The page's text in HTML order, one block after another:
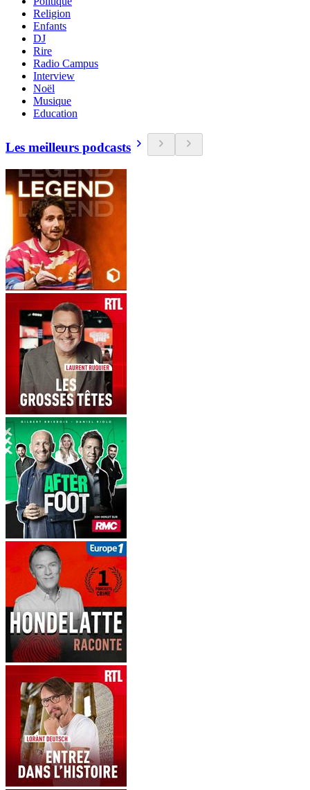
Religion
Enfants
DJ
Rire
Radio Campus
Interview
Noël
Musique
Education
Les meilleurs podcasts